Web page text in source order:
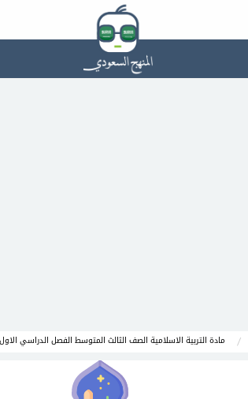
مادة التربية الاسلامية الصف الثالث المتوسط الفصل الدراسي الاول